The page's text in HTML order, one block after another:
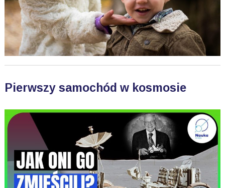
Pierwszy samochód w kosmosie